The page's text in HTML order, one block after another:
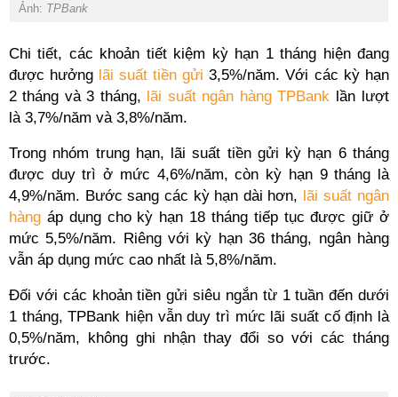
Ảnh: TPBank
Chi tiết, các khoản tiết kiệm kỳ hạn 1 tháng hiện đang
được hưởng lãi suất tiền gửi 3,5%/năm. Với các kỳ hạn
2 tháng và 3 tháng, lãi suất ngân hàng TPBank lần lượt
là 3,7%/năm và 3,8%/năm.
Trong nhóm trung hạn, lãi suất tiền gửi kỳ hạn 6 tháng
được duy trì ở mức 4,6%/năm, còn kỳ hạn 9 tháng là
4,9%/năm. Bước sang các kỳ hạn dài hơn, lãi suất ngân
hàng áp dụng cho kỳ hạn 18 tháng tiếp tục được giữ ở
mức 5,5%/năm. Riêng với kỳ hạn 36 tháng, ngân hàng
vẫn áp dụng mức cao nhất là 5,8%/năm.
Đối với các khoản tiền gửi siêu ngắn từ 1 tuần đến dưới
1 tháng, TPBank hiện vẫn duy trì mức lãi suất cố định là
0,5%/năm, không ghi nhận thay đổi so với các tháng
trước.